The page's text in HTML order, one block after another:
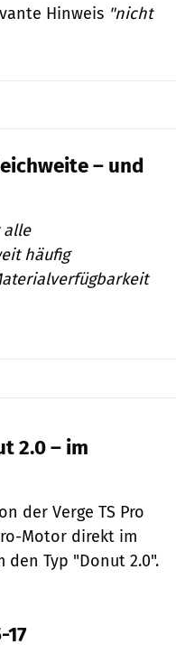
Hinweis "nicht
– und
alle
häufig
2.0 – im
der Verge TS Pro
Motor direkt im
Typ "Donut 2.0".